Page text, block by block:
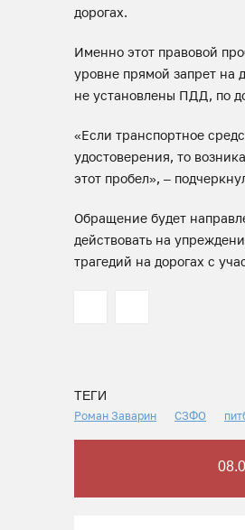
дорогах.
Именно этот правовой
уровне прямой запрет на
не установлены ПДД, по
«Если транспортное
удостоверения, то
этот пробел», –
Обращение будет
действовать на
трагедий на дорогах с
ТЕГИ
Роман Заварин СЗФО